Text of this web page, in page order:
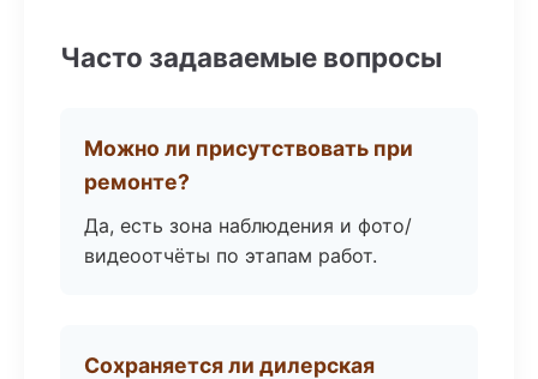
Часто задаваемые вопросы
Можно ли присутствовать при
ремонте?
Да, есть зона наблюдения и фото/
видеоотчёты по этапам работ.
Сохраняется ли дилерская